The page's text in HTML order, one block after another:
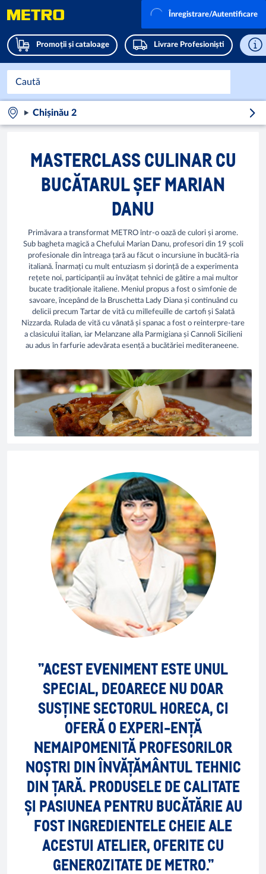
Promoții și cataloage Livrare Profesioniști
Înregistrare/Autentificare
Chișinău 2
MASTERCLASS CULINAR CU
BUCĂTARUL ȘEF MARIAN
DANU
Primăvara a transformat METRO într-o oază de culori și arome.
Sub bagheta magică a Chefului Marian Danu, profesori din 19 școli
profesionale din întreaga țară au făcut o incursiune în bucătă-ria
italiană. Înarmați cu mult entuziasm și dorință de a experimenta
rețete noi, participanții au învățat tehnici de gătire a mai multor
bucate tradiționale italiene. Meniul propus a fost o simfonie de
savoare, începând de la Bruschetta Lady Diana și continuând cu
delicii precum Tartar de vită cu millefeuille de cartofi și Salată
Nizzarda. Rulada de vită cu vânată și spanac a fost o reinterpre-tare
a clasicului italian, iar Melanzane alla Parmigiana și Cannoli Sicilieni
au adus în farfurie adevărata esență a bucătăriei mediteraneene.
”ACEST EVENIMENT ESTE UNUL
SPECIAL, DEOARECE NU DOAR
SUSȚINE SECTORUL HORECA, CI
OFERĂ O EXPERI-ENȚĂ
NEMAIPOMENITĂ PROFESORILOR
NOȘTRI DIN ÎNVĂȚĂMÂNTUL TEHNIC
DIN ȚARĂ. PRODUSELE DE CALITATE
ȘI PASIUNEA PENTRU BUCĂTĂRIE AU
FOST INGREDIENTELE CHEIE ALE
ACESTUI ATELIER, OFERITE CU
GENEROZITATE DE METRO.”